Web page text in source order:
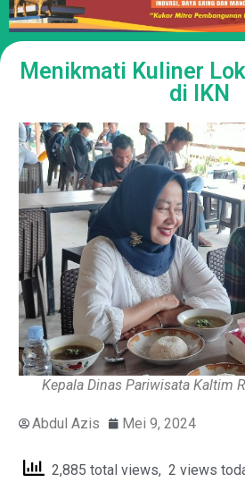
Menikmati Kuliner
di IKN
Kepala Dinas Pariwisata Kaltim
Abdul Azis Mei 9, 2024
2,885 total views, 2 views